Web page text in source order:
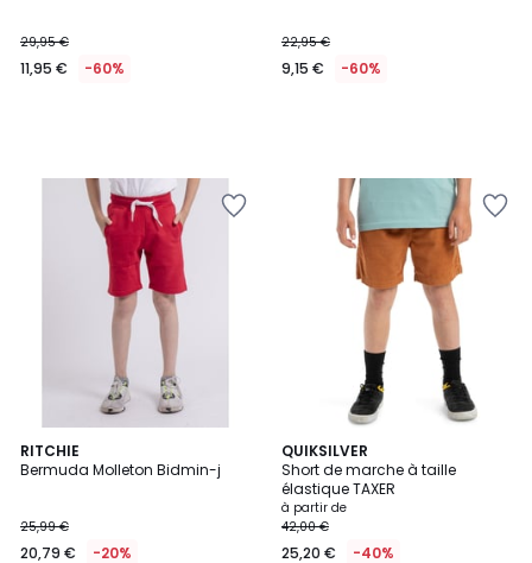
29,95 €
11,95 € -60%
22,95 €
9,15 € -60%
RITCHIE
Bermuda Molleton Bidmin-j
25,99 €
20,79 € -20%
4
Couleurs
QUIKSILVER
Short de marche à taille
élastique TAXER
à partir de
42,00 €
25,20 € -40%
3
Couleurs